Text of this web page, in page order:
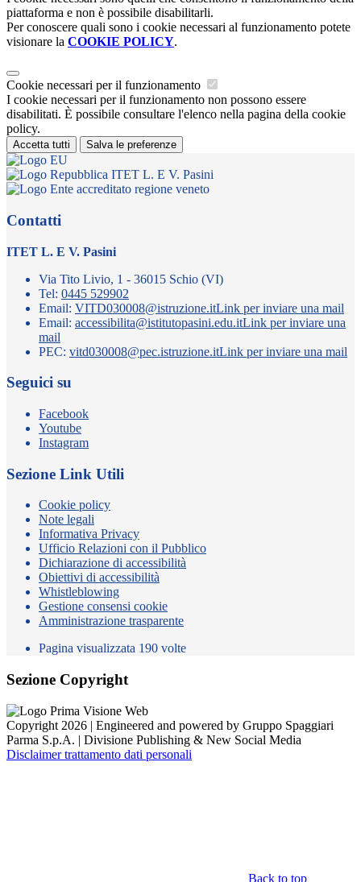
piattaforma e non è possibile disabilitarli.
Per conoscere quali sono i cookie necessari al funzionamento potete
visionare la COOKIE POLICY.
Cookie necessari per il funzionamento
I cookie necessari per il funzionamento non possono essere
disabilitati. È possibile consultare l'elenco nella pagina della cookie
policy.
Accetta tutti Salva le preferenze
ITET L. E V. Pasini
Contatti
ITET L. E V. Pasini
Via Tito Livio, 1 - 36015 Schio (VI)
Tel: 0445 529902
Email: VITD030008@istruzione.itLink per inviare una mail
Email: accessibilita@istitutopasini.edu.itLink per inviare una
mail
PEC: vitd030008@pec.istruzione.itLink per inviare una mail
Seguici su
Facebook
Youtube
Instagram
Sezione Link Utili
Cookie policy
Note legali
Informativa Privacy
Ufficio Relazioni con il Pubblico
Dichiarazione di accessibilità
Obiettivi di accessibilità
Whistleblowing
Gestione consensi cookie
Amministrazione trasparente
Pagina visualizzata 190 volte
Sezione Copyright
Copyright 2026 | Engineered and powered by Gruppo Spaggiari
Parma S.p.A. | Divisione Publishing & New Social Media
Disclaimer trattamento dati personali
Back to top